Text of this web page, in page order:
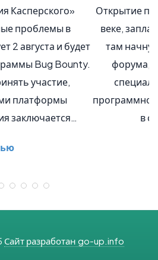
созданного в России в 21
на 09.06.2015. В тот же день
участники интернет-
конференция ИТ-
разработкой
Про новый город Всего
от Казани…
полностью
Сайт разработан go-up.info